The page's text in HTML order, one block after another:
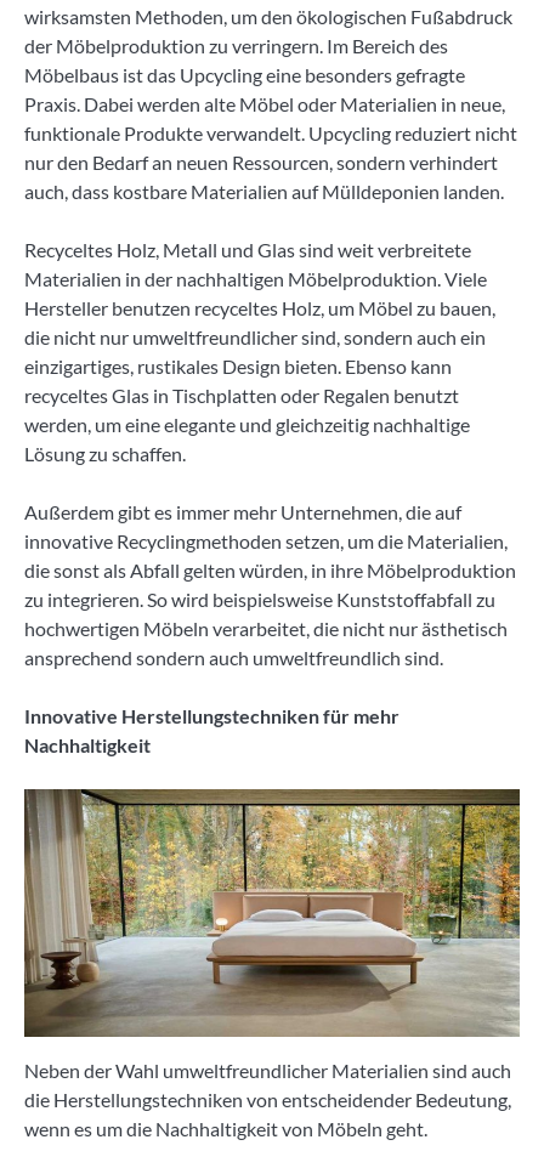
wirksamsten Methoden, um den ökologischen Fußabdruck
der Möbelproduktion zu verringern. Im Bereich des
Möbelbaus ist das Upcycling eine besonders gefragte
Praxis. Dabei werden alte Möbel oder Materialien in neue,
funktionale Produkte verwandelt. Upcycling reduziert nicht
nur den Bedarf an neuen Ressourcen, sondern verhindert
auch, dass kostbare Materialien auf Mülldeponien landen.
Recyceltes Holz, Metall und Glas sind weit verbreitete
Materialien in der nachhaltigen Möbelproduktion. Viele
Hersteller benutzen recyceltes Holz, um Möbel zu bauen,
die nicht nur umweltfreundlicher sind, sondern auch ein
einzigartiges, rustikales Design bieten. Ebenso kann
recyceltes Glas in Tischplatten oder Regalen benutzt
werden, um eine elegante und gleichzeitig nachhaltige
Lösung zu schaffen.
Außerdem gibt es immer mehr Unternehmen, die auf
innovative Recyclingmethoden setzen, um die Materialien,
die sonst als Abfall gelten würden, in ihre Möbelproduktion
zu integrieren. So wird beispielsweise Kunststoffabfall zu
hochwertigen Möbeln verarbeitet, die nicht nur ästhetisch
ansprechend sondern auch umweltfreundlich sind.
Innovative Herstellungstechniken für mehr
Nachhaltigkeit
Neben der Wahl umweltfreundlicher Materialien sind auch
die Herstellungstechniken von entscheidender Bedeutung,
wenn es um die Nachhaltigkeit von Möbeln geht.